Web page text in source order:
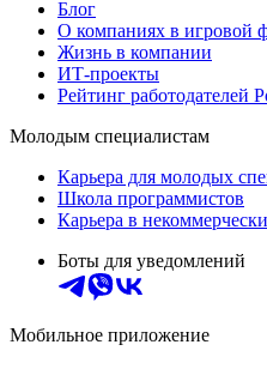
Блог
О компаниях в игровой
Жизнь в компании
ИТ-проекты
Рейтинг работодателей
Молодым специалистам
Карьера для молодых
Школа программистов
Карьера в
Боты для уведомлений
Мобильное приложение